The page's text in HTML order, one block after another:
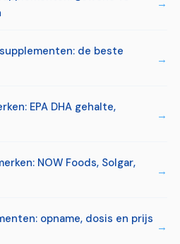
de beste
EPA DHA gehalte,
NOW Foods, Solgar,
opname, dosis en prijs